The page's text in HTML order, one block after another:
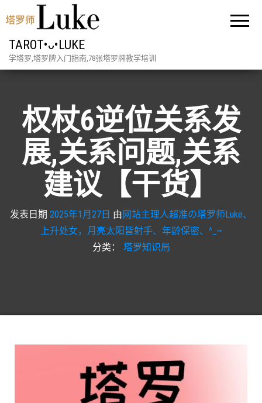
TAROT•ᴗ•LUKE
学塔罗,塔罗牌入门指南,78张塔罗牌教学培训
权杖6逆位关系发
展,关系问题,关系
建议【干货】
发表日期 2025年1月27日 由网站主理人超准の塔罗师Luke、
上升处女，月亮太阳皆射手、年龄保密、^_~
分类：
塔罗知识局